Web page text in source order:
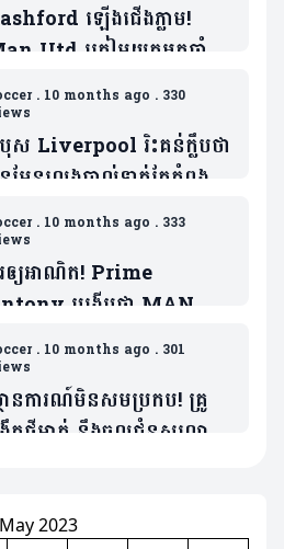
ឡើងជើងភ្លាម!
Utd ត្រៀមយកអ្នកចាំទី
នើមម្នាក់របស់ Barca ជា
ទិញលក់ផ្ដាច់កុងត្រា
. 10 months ago . 330
បុស Liverpool រិះគន់ក្លឹបថា
មែនលេងបាល់ទាត់តែកំពុង
ងកីឡាមួយនេះ
មាន១វីដេអូ)
. 10 months ago . 333
ឲ្យអាណិត! Prime
បង្ហើបថា MAN
ធ្វើរឿងមួយដាក់ ដែលជា
ើមិនផ្តល់តម្លៃឲ្យខ្លួន
. 10 months ago . 301
ានការណ៍មិនសមប្រកប! គ្រូ
វឹកថ្មីម្នាក់ នឹងចូលជំនួសលោក
May 2023